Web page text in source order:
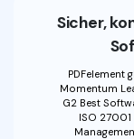
Sicher,
PDFelement
Momentum
G2 Best
ISO